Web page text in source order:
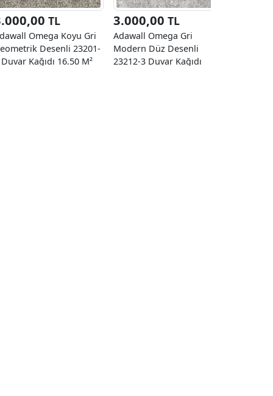
TL
Omega Koyu Gri
Desenli 23201-
Kağıdı 16.50 M²
3.000,00 TL
Adawall Omega Gri
Modern Düz Desenli
23212-3 Duvar Kağıdı